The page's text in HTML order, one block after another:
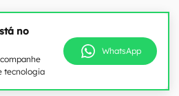
no
tecnologia
WhatsApp